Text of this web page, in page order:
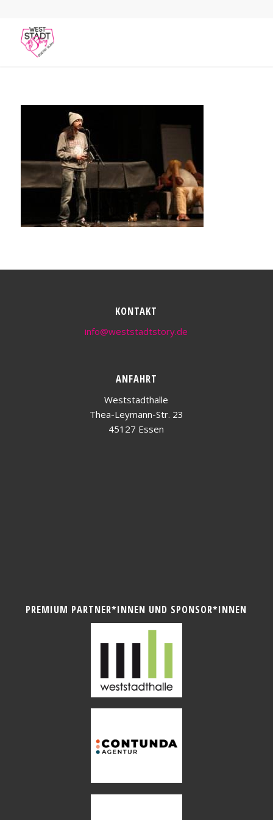
KONTAKT
info@weststadtstory.de
ANFAHRT
Weststadthalle
Thea-Leymann-Str. 23
45127 Essen
PREMIUM PARTNER*INNEN UND SPONSOR*INNEN